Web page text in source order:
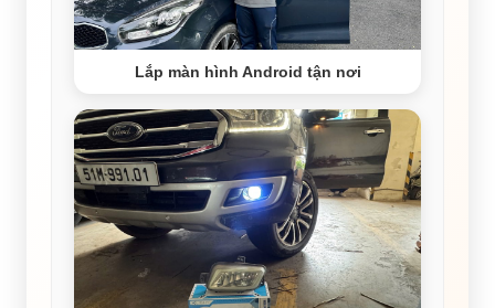
Lắp màn hình Android tận nơi